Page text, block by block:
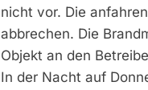
nicht vor. Die
abbrechen. Die
Objekt an den
In der Nacht auf